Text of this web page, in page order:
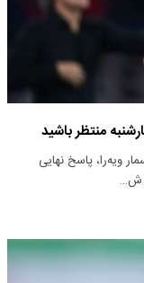
منتظر باشید
ویه‌را، پاسخ نهایی